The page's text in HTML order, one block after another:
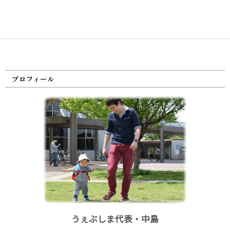
プロフィール
うぇぶしま代表・中島